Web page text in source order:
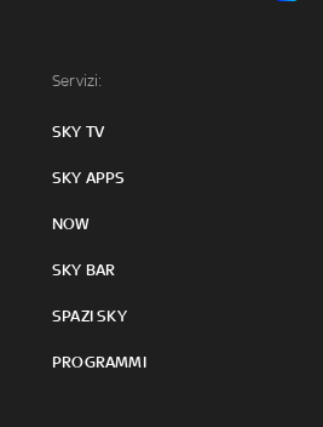
Servizi:
SKY TV
SKY APPS
NOW
SKY BAR
SPAZI SKY
PROGRAMMI